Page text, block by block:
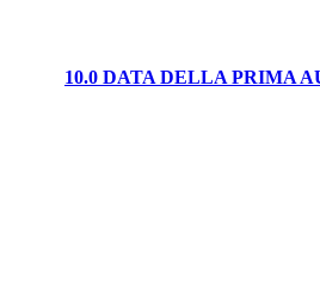
10.0 DATA DELLA PRIMA